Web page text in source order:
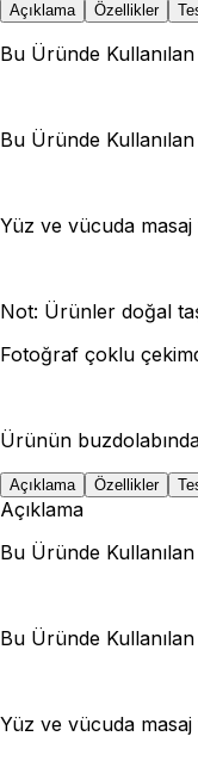
Açıklama Özellikler
Bu Üründe
Bu Üründe
Yüz ve vücuda masaj
Not: Ürünler doğal
Fotoğraf çoklu
Ürünün
Açıklama Özellikler
Açıklama
Bu Üründe
Bu Üründe
Yüz ve vücuda masaj